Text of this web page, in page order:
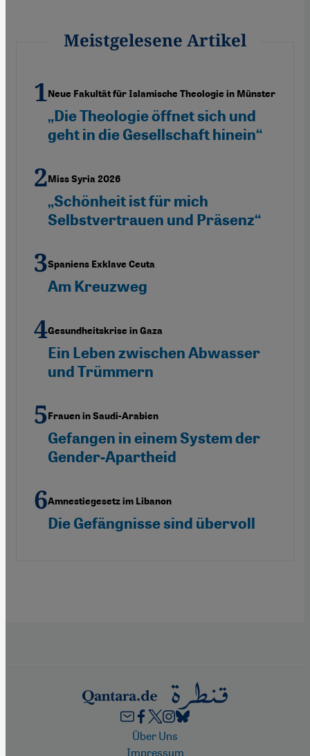
Meistgelesene Artikel
Neue Fakultät für Islamische Theologie in Münster
„Die Theologie öffnet sich und
geht in die Gesellschaft hinein“
Miss Syria 2026
„Schönheit ist für mich
Selbstvertrauen und Präsenz“
Spaniens Exklave Ceuta
Am Kreuzweg
Gesundheitskrise in Gaza
Ein Leben zwischen Abwasser
und Trümmern
Frauen in Saudi-Arabien
Gefangen in einem System der
Gender-Apartheid
Amnestiegesetz im Libanon
Die Gefängnisse sind übervoll
FooterÜber Uns
Impressum